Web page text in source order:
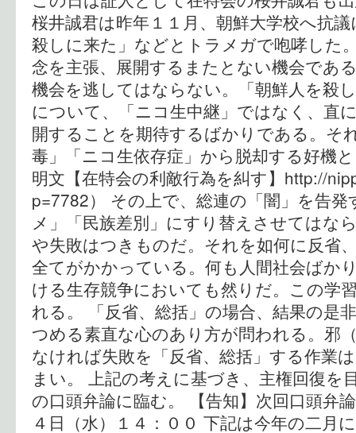
桜井誠君は昨年１１月、朝鮮大学校へ抗
殺しに来た」などとトラメガで咆哮した
念を主張、展開するまたとない機会であ
機会を逃してはならない。「朝鮮人を殺
について、「ニコ生中継」ではなく、直
開することを期待するばかりである。そ
毒」「ニコ生依存症」から脱却する好機
明文【在特会の利敵行為を糾す】http://
p=7782） その上で、総連の「闇」を告
メ」「民族差別」にすり替えさせてはな
や失敗はつきものだ。それを如何に反省
全てがかかっている。何も人間社会ばか
ける生存競争においても然りだ。この学
れる。 「反省、総括」の場合、結果の是
つめる素直な心のあり方が問われる。邪
なければ失敗を「反省、総括」する作業
まい。 上記の考えに基づき、主権回復を
の口頭弁論に臨む。 【告知】次回口頭
４日（水）１４：００ 下記は今年の二月